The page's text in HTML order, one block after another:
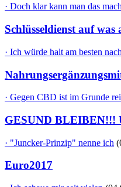
· Doch klar kann man das
Schlüsseldienst auf was
· Ich würde halt am besten nach
· Gegen CBD ist im Grunde
GESUND BLEIBEN!!!
· "Juncker-Prinzip" nenne ich
Euro2017